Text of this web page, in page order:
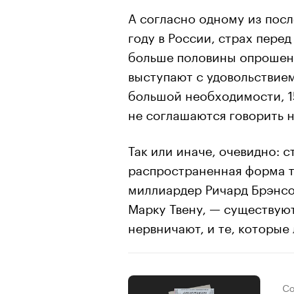
А согласно одному из
году в России, страх
больше половины
выступают с
большой необходимости,
не соглашаются говорить
Так или иначе, очевидно:
распространенная форма
миллиардер Ричард
Марку Твену, —
нервничают, и те, которые